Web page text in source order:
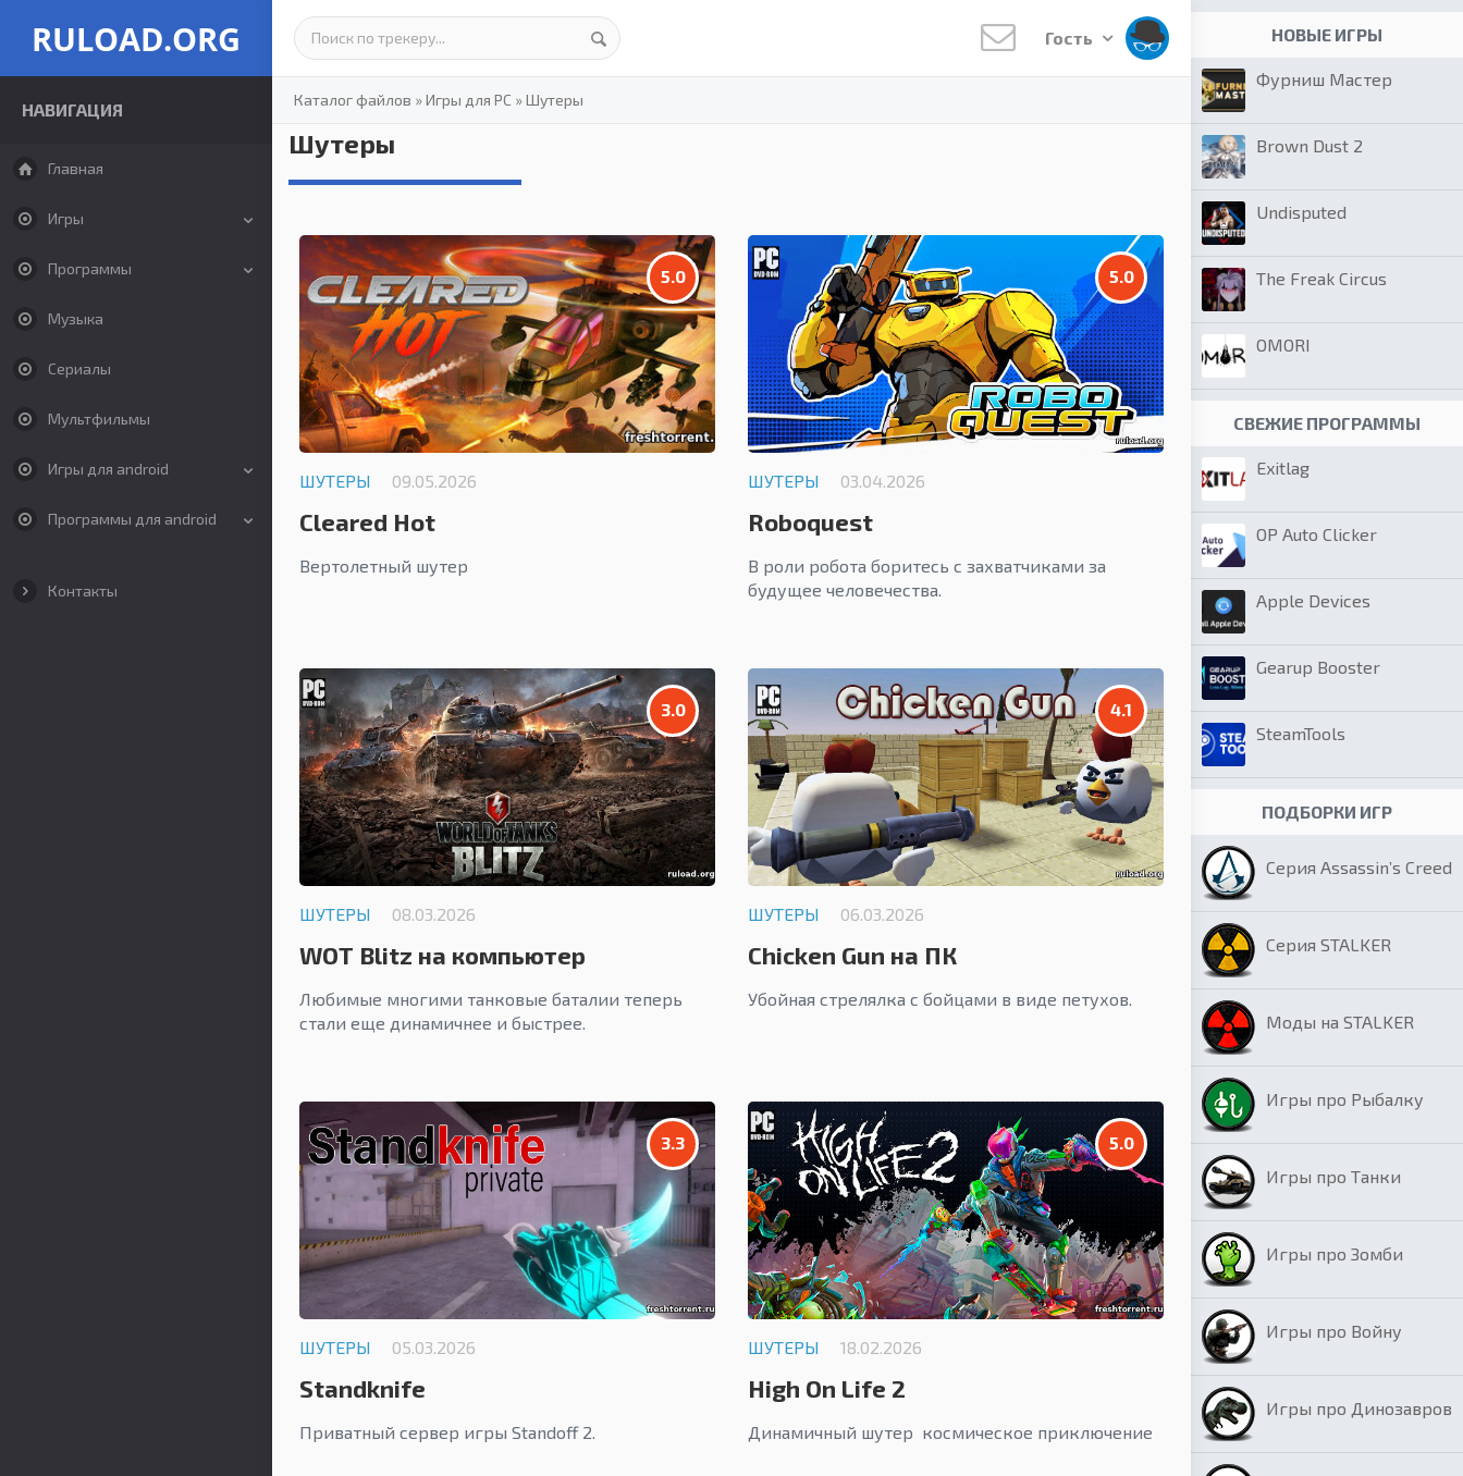
RULOAD.ORG
НАВИГАЦИЯ
Главная
Игры
Программы
Музыка
Сериалы
Мультфильмы
Игры для android
Программы для android
Контакты
Гость
Каталог файлов »Игры для PC »Шутеры
Шутеры
5.0
ШУТЕРЫ 09.05.2026
Cleared Hot
Вертолетный шутер
5.0
ШУТЕРЫ 03.04.2026
Roboquest
В роли робота боритесь с захватчиками за
будущее человечества.
3.0
ШУТЕРЫ 08.03.2026
WOT Blitz на компьютер
Любимые многими танковые баталии теперь
стали еще динамичнее и быстрее.
4.1
ШУТЕРЫ 06.03.2026
Chicken Gun на ПК
Убойная стрелялка с бойцами в виде петухов.
3.3
ШУТЕРЫ 05.03.2026
Standknife
Приватный сервер игры Standoff 2.
5.0
ШУТЕРЫ 18.02.2026
High On Life 2
Динамичный шутер космическое приключение
НОВЫЕ ИГРЫ
Фурниш Мастер
Brown Dust 2
Undisputed
The Freak Circus
OMORI
СВЕЖИЕ ПРОГРАММЫ
Exitlag
OP Auto Clicker
Apple Devices
Gearup Booster
SteamTools
ПОДБОРКИ ИГР
Серия Assassin’s Creed
Серия STALKER
Моды на STALKER
Игры про Рыбалку
Игры про Танки
Игры про Зомби
Игры про Войну
Игры про Динозавров